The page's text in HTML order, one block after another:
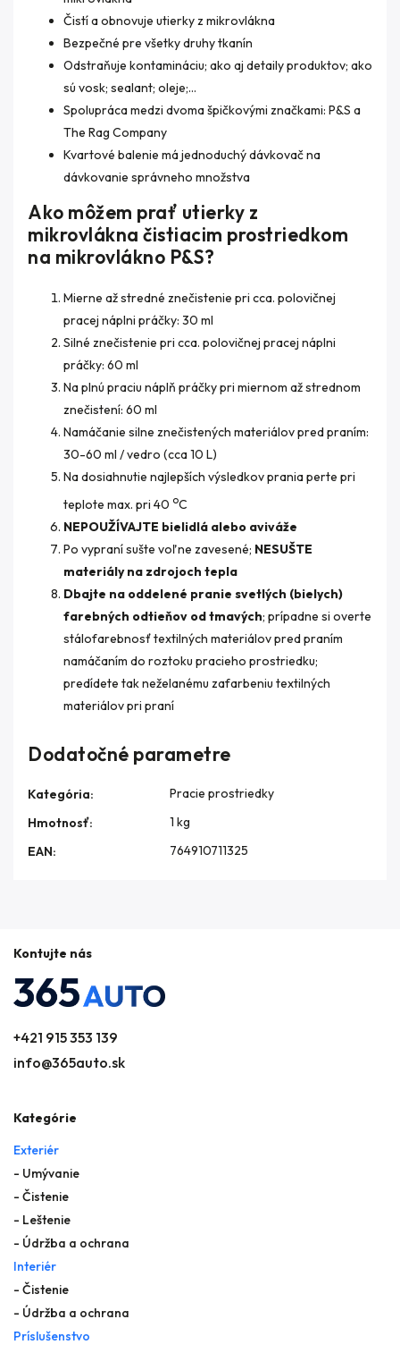
Čistí a obnovuje utierky z mikrovlákna
Bezpečné pre všetky druhy tkanín
Odstraňuje kontamináciu; ako aj detaily produktov; ako
sú vosk; sealant; oleje;...
Spolupráca medzi dvoma špičkovými značkami: P&S a
The Rag Company
Kvartové balenie má jednoduchý dávkovač na
dávkovanie správneho množstva
Ako môžem prať utierky z
mikrovlákna čistiacim prostriedkom
na mikrovlákno P&S?
Mierne až stredné znečistenie pri cca. polovičnej
pracej náplni práčky: 30 ml
Silné znečistenie pri cca. polovičnej pracej náplni
práčky: 60 ml
Na plnú praciu náplň práčky pri miernom až strednom
znečistení: 60 ml
Namáčanie silne znečistených materiálov pred praním:
30-60 ml / vedro (cca 10 L)
Na dosiahnutie najlepších výsledkov prania perte pri
teplote max. pri 40 oC
NEPOUŽÍVAJTE bielidlá alebo aviváže
Po vypraní sušte voľne zavesené; NESUŠTE
materiály na zdrojoch tepla
Dbajte na oddelené pranie svetlých (bielych)
farebných odtieňov od tmavých; prípadne si overte
stálofarebnosť textilných materiálov pred praním
namáčaním do roztoku pracieho prostriedku;
predídete tak neželanému zafarbeniu textilných
materiálov pri praní
Dodatočné parametre
Kategória:
Pracie prostriedky
Hmotnosť:
1 kg
EAN: 764910711325
Kontujte nás
+421 915 353 139
info@365auto.sk
Kategórie
Exteriér
- Umývanie
- Čistenie
- Leštenie
- Údržba a ochrana
Interiér
- Čistenie
- Údržba a ochrana
Príslušenstvo